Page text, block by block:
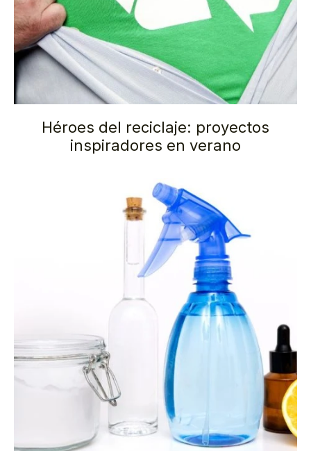
Héroes del reciclaje: proyectos
inspiradores en verano